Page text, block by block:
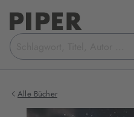
Suchbegriff
eingeben
Alle Bücher